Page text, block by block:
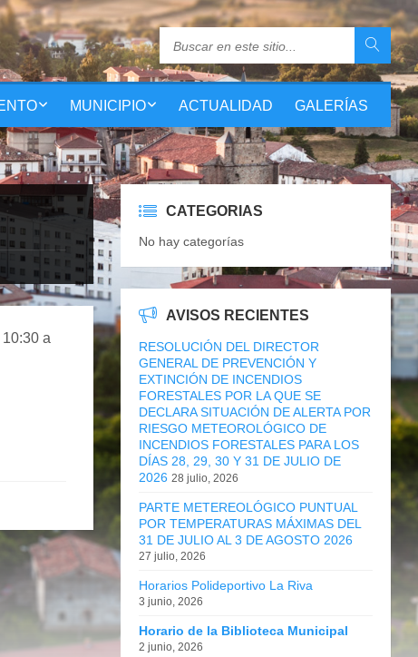
MUNICIPIO ACTUALIDAD GALERÍAS
a
CATEGORIAS
No hay categorías
AVISOS RECIENTES
RESOLUCIÓN DEL DIRECTOR
GENERAL DE PREVENCIÓN Y
EXTINCIÓN DE INCENDIOS
FORESTALES POR LA QUE SE
DECLARA SITUACIÓN DE ALERTA POR
RIESGO METEOROLÓGICO DE
INCENDIOS FORESTALES PARA LOS
DÍAS 28, 29, 30 Y 31 DE JULIO DE
2026 28 julio, 2026
PARTE METEREOLÓGICO PUNTUAL
POR TEMPERATURAS MÁXIMAS DEL
31 DE JULIO AL 3 DE AGOSTO 2026
27 julio, 2026
Horarios Polideportivo La Riva
3 junio, 2026
Horario de la Biblioteca Municipal
2 junio, 2026